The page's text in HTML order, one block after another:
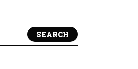
SEARCH